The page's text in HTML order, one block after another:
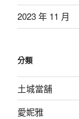
2023 年 11 月
分類
土城當舖
愛妮雅